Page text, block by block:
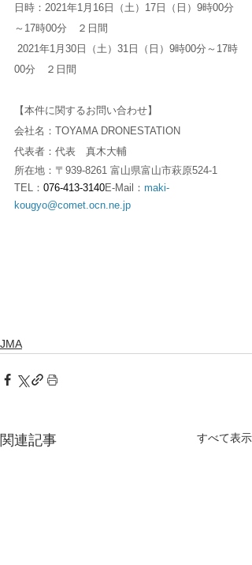
日時：2021年1月16日（土）17日（日）9時00分
～17時00分　２日間
2021年1月30日（土）31日（日）9時00分～17時
00分　２日間
【本件に関するお問い合わせ】
会社名：TOYAMA DRONESTATION
代表者：代表　真木大輔
所在地：〒 939-8261 富山県富山市萩原524-1
TEL： 076-413-3140E-Mail： maki-
kougyo@comet.ocn.ne.jp
JMA
関連記事 すべて表示